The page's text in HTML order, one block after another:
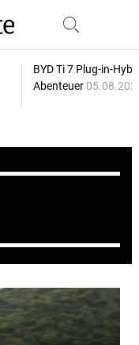
BYD Ti 7 Plug-in-
Abenteuer